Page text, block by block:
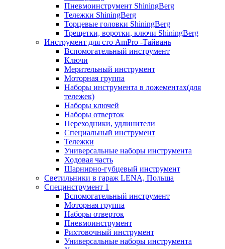
Пневмоинструмент ShiningBerg
Тележки ShiningBerg
Торцевые головки ShiningBerg
Трещетки, воротки, ключи ShiningBerg
Инструмент для сто AmPro -Тайвань
Вспомогательный инструмент
Ключи
Мерительный инструмент
Моторная группа
Наборы инструмента в ложементах(для
тележек)
Наборы ключей
Наборы отверток
Переходники, удлинители
Специальный инструмент
Тележки
Универсальные наборы инструмента
Ходовая часть
Шарнирно-губцевый инструмент
Светильники в гараж LENA, Польша
Специнструмент 1
Вспомогательный инструмент
Моторная группа
Наборы отверток
Пневмоинструмент
Рихтовочный инструмент
Универсальные наборы инструмента